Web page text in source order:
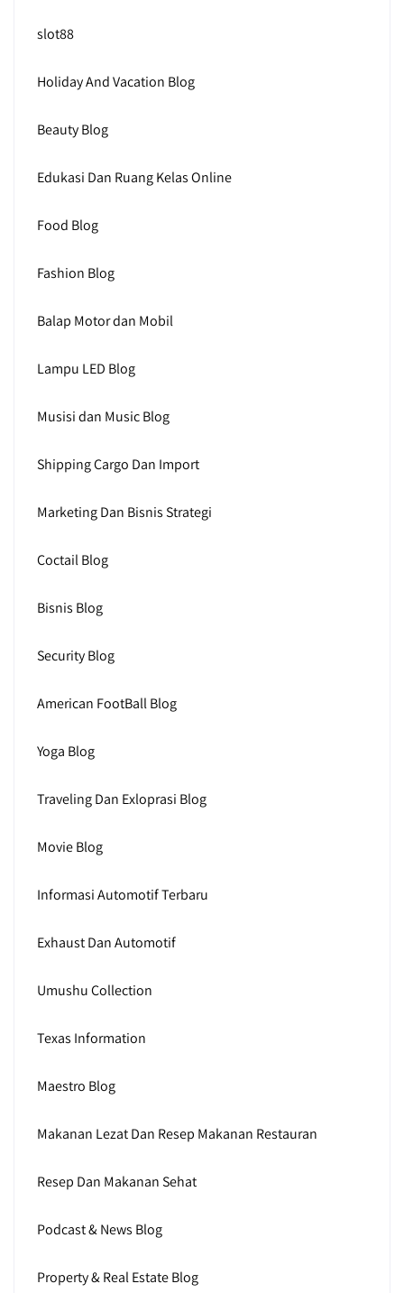
slot88
Holiday And Vacation Blog
Beauty Blog
Edukasi Dan Ruang Kelas Online
Food Blog
Fashion Blog
Balap Motor dan Mobil
Lampu LED Blog
Musisi dan Music Blog
Shipping Cargo Dan Import
Marketing Dan Bisnis Strategi
Coctail Blog
Bisnis Blog
Security Blog
American FootBall Blog
Yoga Blog
Traveling Dan Exloprasi Blog
Movie Blog
Informasi Automotif Terbaru
Exhaust Dan Automotif
Umushu Collection
Texas Information
Maestro Blog
Makanan Lezat Dan Resep Makanan Restauran
Resep Dan Makanan Sehat
Podcast & News Blog
Property & Real Estate Blog